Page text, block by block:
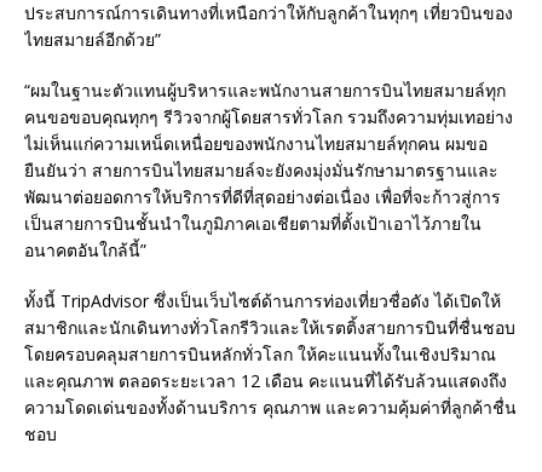
ประสบการณ์การเดินทางที่เหนือกว่าให้กับลูกค้าในทุกๆ เที่ยวบินของ
ไทยสมายล์อีกด้วย”
“ผมในฐานะตัวแทนผู้บริหารและพนักงานสายการบินไทยสมายล์ทุก
คนขอขอบคุณทุกๆ รีวิวจากผู้โดยสารทั่วโลก รวมถึงความทุ่มเทอย่าง
ไม่เห็นแก่ความเหน็ดเหนื่อยของพนักงานไทยสมายล์ทุกคน ผมขอ
ยืนยันว่า สายการบินไทยสมายล์จะยังคงมุ่งมั่นรักษามาตรฐานและ
พัฒนาต่อยอดการให้บริการที่ดีที่สุดอย่างต่อเนื่อง เพื่อที่จะก้าวสู่การ
เป็นสายการบินชั้นนำในภูมิภาคเอเชียตามที่ตั้งเป้าเอาไว้ภายใน
อนาคตอันใกล้นี้”
ทั้งนี้ TripAdvisor ซึ่งเป็นเว็บไซต์ด้านการท่องเที่ยวชื่อดัง ได้เปิดให้
สมาชิกและนักเดินทางทั่วโลกรีวิวและให้เรตติ้งสายการบินที่ชื่นชอบ
โดยครอบคลุมสายการบินหลักทั่วโลก ให้คะแนนทั้งในเชิงปริมาณ
และคุณภาพ ตลอดระยะเวลา 12 เดือน คะแนนที่ได้รับล้วนแสดงถึง
ความโดดเด่นของทั้งด้านบริการ คุณภาพ และความคุ้มค่าที่ลูกค้าชื่น
ชอบ